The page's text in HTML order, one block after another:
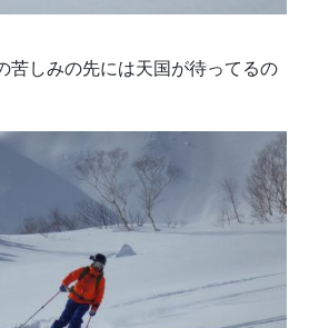
苦しみの先には天国が待ってるの